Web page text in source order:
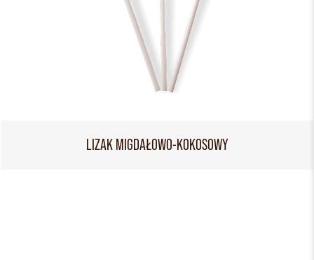
LIZAK MIGDAŁOWO-KOKOSOWY